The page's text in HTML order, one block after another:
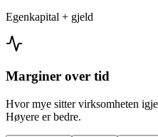
Egenkapital + gjeld
Marginer over tid
Hvor mye sitter virksomheten
Høyere er bedre.